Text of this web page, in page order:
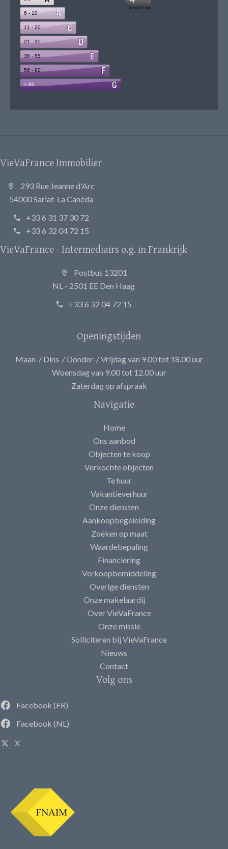
VieVaFrance Immobilier
293 Rue Jeanne d'Arc
54000 Sarlat-La Canéda
+33 6 31 37 30 72
+33 6 32 04 72 15
VieVaFrance - Intermediairs o.g. in Frankrijk
Postbus 13201
NL - 2501 EE Den Haag
+33 6 32 04 72 15
Openingstijden
Maan-/ Dins-/ Donder-/ Vrijdag van 9.00 tot 18.00 uur
Woensdag van 9.00 tot 12.00 uur
Zaterdag op afspraak
Navigatie
Home
Ons aanbod
Objecten te koop
Verkochte objecten
Te huur
Vakantieverhuur
Onze diensten
Aankoopbegeleiding
Zoeken op maat
Waardebepaling
Financiering
Verkoopbemiddeling
Overige diensten
Onze makelaardij
Over VieVaFrance
Onze missie
Solliciteren bij VieVaFrance
Nieuws
Contact
Volg ons
Facebook (FR)
Facebook (NL)
X